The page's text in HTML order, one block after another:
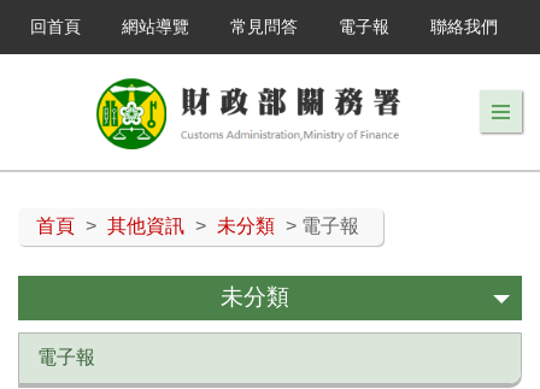
回首頁 網站導覽 常見問答 電子報 聯絡我們
首頁 > 其他資訊 > 未分類 > 電子報
未分類
電子報